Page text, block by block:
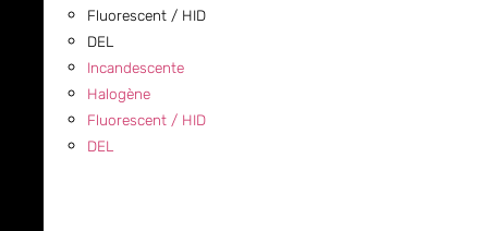
Fluorescent / HID
DEL
Incandescente
Halogène
Fluorescent / HID
DEL